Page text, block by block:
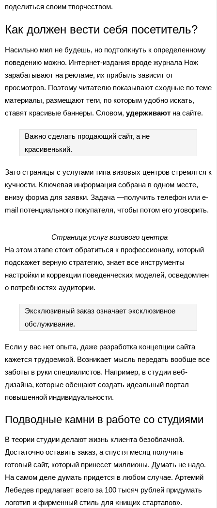
поделиться своим творчеством.
Как должен вести себя посетитель?
Насильно мил не будешь, но подтолкнуть к определенному
поведению можно. Интернет-издания вроде журнала Нож
зарабатывают на рекламе, их прибыль зависит от
просмотров. Поэтому читателю показывают сходные по теме
материалы, размещают теги, по которым удобно искать,
ставят красивые баннеры. Словом, удерживают на сайте.
Важно сделать продающий сайт, а не
красивенький.
Зато страницы с услугами типа визовых центров стремятся к
кучности. Ключевая информация собрана в одном месте,
внизу форма для заявки. Задача —получить телефон или e-
mail потенциального покупателя, чтобы потом его уговорить.
Страница услуг визового центра
На этом этапе стоит обратиться к профессионалу, который
подскажет верную стратегию, знает все инструменты
настройки и коррекции поведенческих моделей, осведомлен
о потребностях аудитории.
Эксклюзивный заказ означает эксклюзивное
обслуживание.
Если у вас нет опыта, даже разработка концепции сайта
кажется трудоемкой. Возникает мысль передать вообще все
заботы в руки специалистов. Например, в студии веб-
дизайна, которые обещают создать идеальный портал
повышенной индивидуальности.
Подводные камни в работе со студиями
В теории студии делают жизнь клиента безоблачной.
Достаточно оставить заказ, а спустя месяц получить
готовый сайт, который принесет миллионы. Думать не надо.
На самом деле думать придется в любом случае. Артемий
Лебедев предлагает всего за 100 тысяч рублей придумать
логотип и фирменный стиль для «нищих стартапов».